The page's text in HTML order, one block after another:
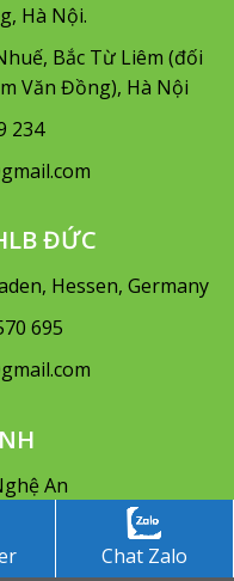
Hà Nội.
Bắc Từ Liêm (đối
Văn Đồng), Hà Nội
234
ĐỨC
Hessen, Germany
695
An
TP. Vinh, Nghệ An
Chat Zalo